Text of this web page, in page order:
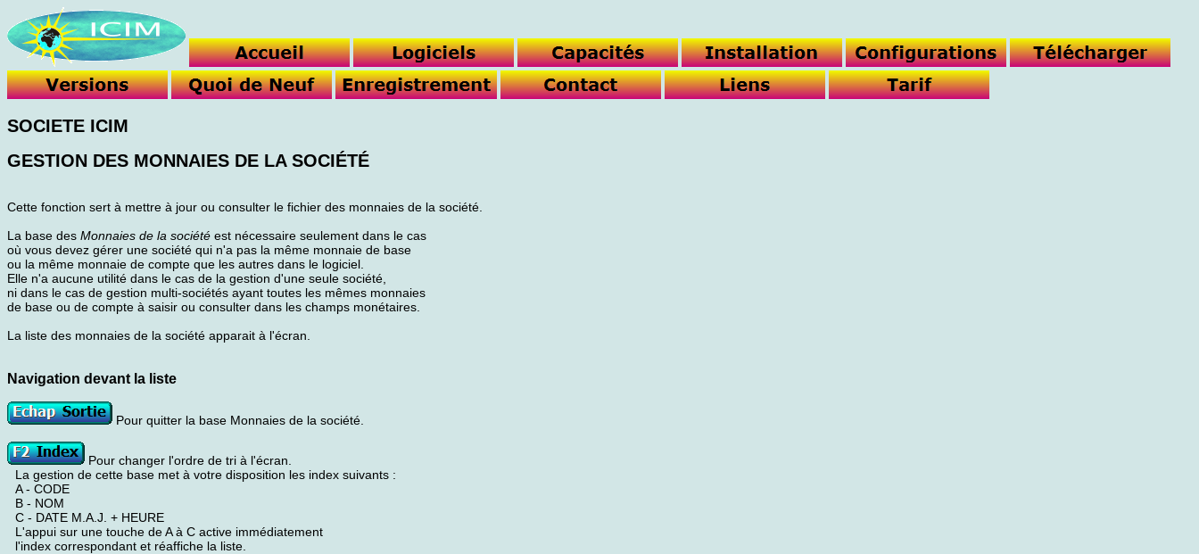
SOCIETE ICIM
GESTION DES MONNAIES DE LA SOCIÉTÉ
Cette fonction sert à mettre à jour ou consulter le fichier des monnaies de la société.
La base des Monnaies de la société est nécessaire seulement dans le cas
où vous devez gérer une société qui n'a pas la même monnaie de base
ou la même monnaie de compte que les autres dans le logiciel.
Elle n'a aucune utilité dans le cas de la gestion d'une seule société,
ni dans le cas de gestion multi-sociétés ayant toutes les mêmes monnaies
de base ou de compte à saisir ou consulter dans les champs monétaires.
La liste des monnaies de la société apparait à l'écran.
Navigation devant la liste
Pour quitter la base Monnaies de la société.
Pour changer l'ordre de tri à l'écran.
La gestion de cette base met à votre disposition les index suivants :
A - CODE
B - NOM
C - DATE M.A.J. + HEURE
L'appui sur une touche de A à C active immédiatement
l'index correspondant et réaffiche la liste.